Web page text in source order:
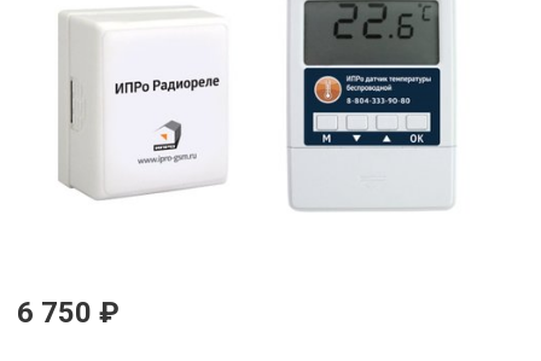
6 750 ₽